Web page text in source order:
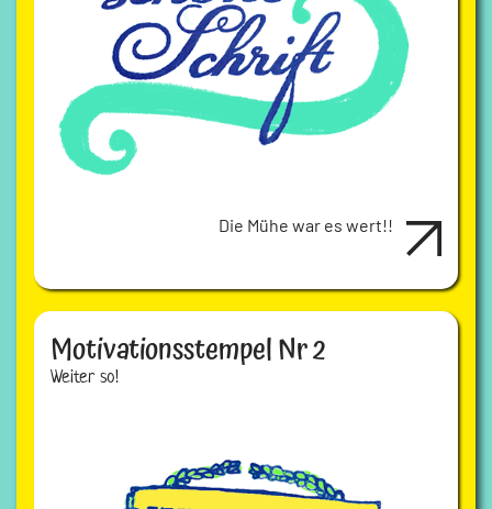
Die Mühe war es wert!!
Motivationsstempel Nr 2
Weiter so!